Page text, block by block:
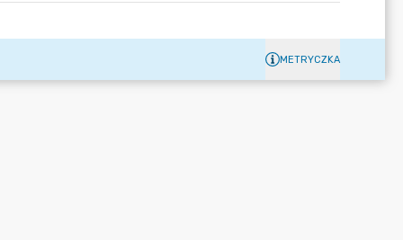
METRYCZKA